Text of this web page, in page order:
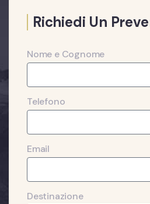
Richiedi Un
Nome e Cognome
Telefono
Email
Destinazione